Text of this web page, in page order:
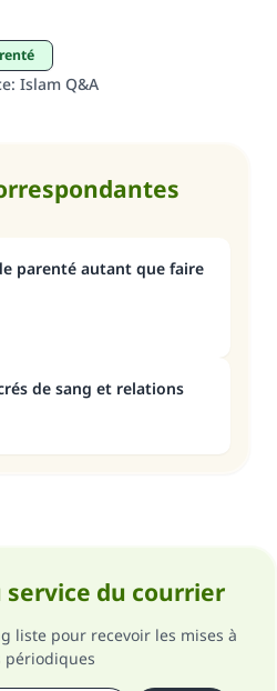
: Islam Q&A
autant que faire
de sang et relations
du courrier
liste pour recevoir les mises à
périodiques